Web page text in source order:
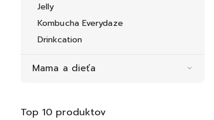
Jelly
Kombucha Everydaze
Drinkcation
Mama a dieťa
Top 10 produktov